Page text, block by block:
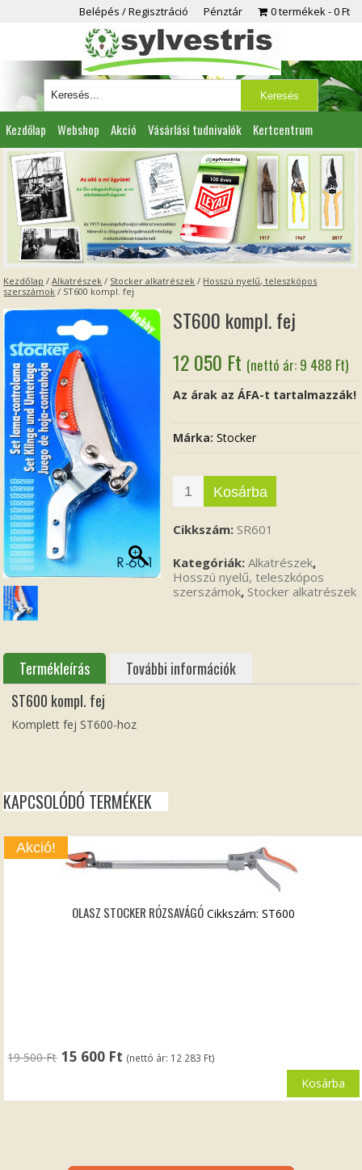
Belépés / Regisztráció Pénztár 0 termékek 0 Ft
Kezdőlap Webshop Akció Vásárlási tudnivalók Kertcentrum
Viszonteladóknak Partnereink Kapcsolat
Kezdőlap /Alkatrészek / Stocker alkatrészek / Hosszú nyelű, teleszkópos
szerszámok / ST600 kompl. fej
ST600 kompl. fej
12 050 Ft (nettó ár: 9 488 Ft)
Az árak az ÁFA-t tartalmazzák!
Márka:Stocker
Kosárba
Cikkszám: SR601
Kategóriák:Alkatrészek,
Hosszú nyelű, teleszkópos
szerszámok, Stocker alkatrészek
Termékleírás
További információk
ST600 kompl. fej
Komplett fej ST600-hoz
KAPCSOLÓDÓ TERMÉKEK
Akció!
OLASZ STOCKER RÓZSAVÁGÓ
19 500Ft Original
19
15 600 Ft Current
15
(nettó ár: 12 283 Ft)
Cikkszám: ST600
Kosárba